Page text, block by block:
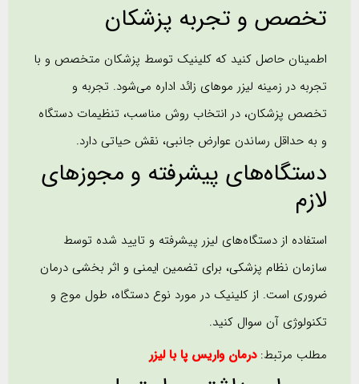
تخصص و تجربه پزشکان
اطمینان حاصل کنید که کلینیک توسط پزشکان متخصص و با
تجربه در زمینه لیزر موهای زائد اداره می‌شود. تجربه و
تخصص پزشکان، در انتخاب روش مناسب، تنظیمات دستگاه
و به حداقل رساندن عوارض جانبی، نقش حیاتی دارد.
دستگاه‌های پیشرفته و مجوزهای
لازم
استفاده از دستگاه‌های لیزر پیشرفته و تایید شده توسط
سازمان‌ نظام پزشکی، برای تضمین ایمنی و اثر بخشی درمان
ضروری است. از کلینیک در مورد نوع دستگاه، طول موج و
تکنولوژی آن سوال کنید.
مطلب مرتبط: درمان واریس پا با لیزر